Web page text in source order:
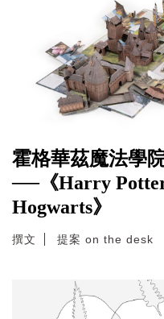
霍格華茲魔法學
──《Harry
Hogwarts》
撰文 提案 on the desk